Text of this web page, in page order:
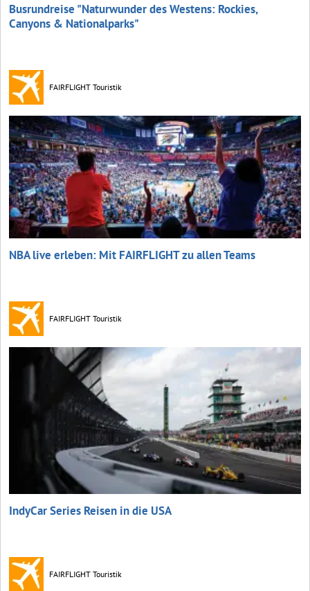
Busrundreise "Naturwunder des Westens: Rockies,
Canyons & Nationalparks"
FAIRFLIGHT Touristik
NBA live erleben: Mit FAIRFLIGHT zu allen Teams
FAIRFLIGHT Touristik
IndyCar Series Reisen in die USA
FAIRFLIGHT Touristik